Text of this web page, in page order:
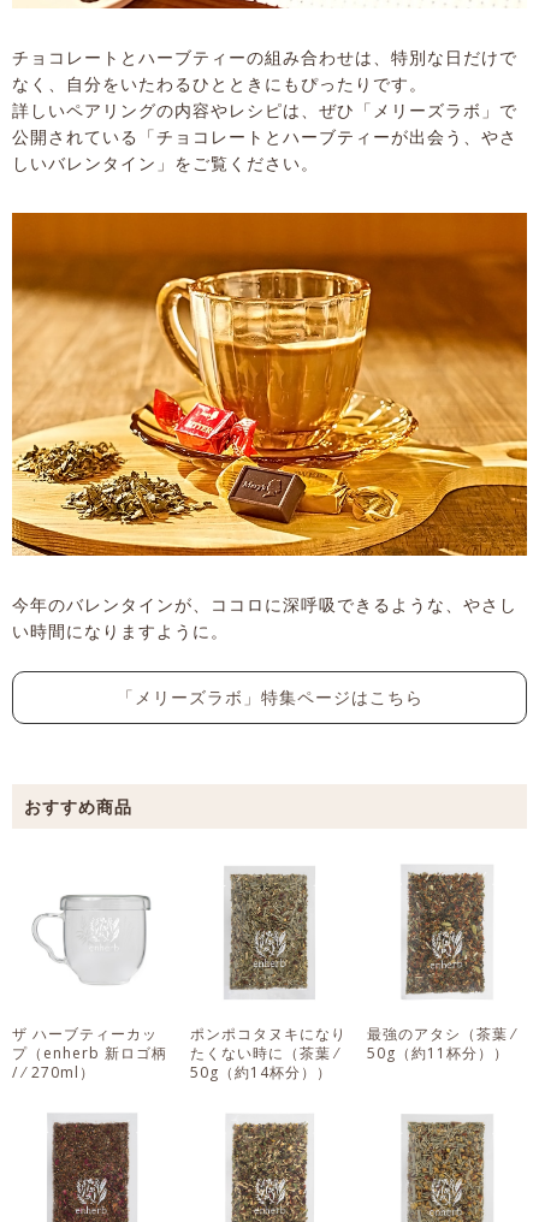
チョコレートとハーブティーの組み合わせは、特別な日だけで
なく、自分をいたわるひとときにもぴったりです。
詳しいペアリングの内容やレシピは、ぜひ「メリーズラボ」で
公開されている「チョコレートとハーブティーが出会う、やさ
しいバレンタイン」をご覧ください。
今年のバレンタインが、ココロに深呼吸できるような、やさし
い時間になりますように。
「メリーズラボ」特集ページはこちら
ザ ハーブティーカッ
プ （enherb 新ロゴ柄
/ ⁄ 270ml）
ポンポコタヌキになり
たくない時に （茶葉 ⁄
50g（約14杯分））
最強のアタシ （茶葉 ⁄
50g（約11杯分））